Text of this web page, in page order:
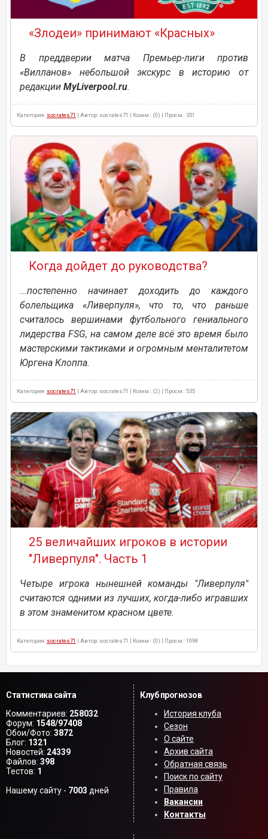
«Злодеи» принимают «Красных»
В преддверии матча Премьер-лиги против
«Вилланов» небольшой экскурс в историю от
редакции MyLiverpool.ru.
Категория: socrates71 | Автор: socrates71 | Комм.: (0) | Просм.: 351
Когда дойдет до руководства?
...постепенно начинает доходить до каждого
болельщика «Ливерпуля», что то, что раньше
считалось вершинами футбольного гениального
лидерства FSG, на самом деле всё это время было
мастерскими тактиками и огромным менталитетом
Юргена Клоппа.
Категория: socrates71 | Автор: socrates71 | Комм.: (2) | Просм.: 535
25 величайших игроков в истории
"Ливерпуля". Часть 1
Четыре игрока нынешней команды "Ливерпуля"
считаются одними из лучших, когда-либо игравших
в этом знаменитом красном цвете.
Категория: socrates71 | Автор: socrates71 | Комм.: (0) | Просм.: 1098
Статистика сайта
Комментариев: 258032
Форум: 1548/97408
Обои/Фото: 3872
Блог: 1321
Новостей: 24339
Файлов: 398
Тестов: 1
Нашему сайту - 7003 дней
Клуб прогнозов
История клуба
Сезон
О сайте
Архив сайта
Обратная связь
Поиск по сайту
Правила
Вакансии
Контакты